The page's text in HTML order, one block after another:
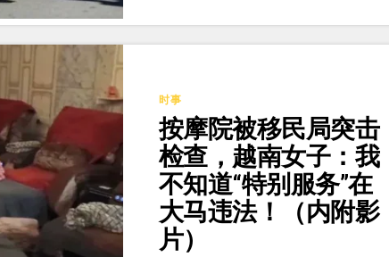
时事
按摩院被移民局突击
检查，越南女子：我
不知道“特别服务”在
大马违法！（内附影
片）